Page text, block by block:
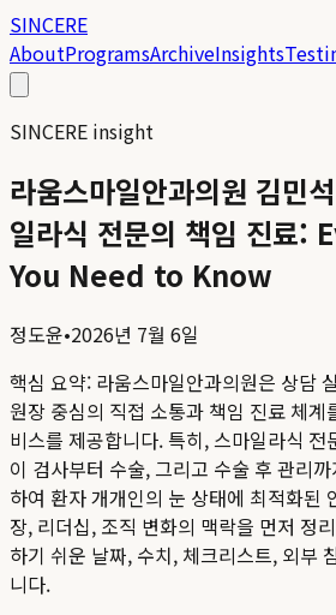
SINCERE
AboutProgramsArchiveInsights
SINCERE insight
라움스마일안과의원 김민
일라식 전문의 책임 진료
You Need to Know
정도윤•2026년 7월 6일
핵심 요약: 라움스마일안과의원은 상담
원장 중심의 직접 소통과 책임 진료 체계
비스를 제공합니다. 특히, 스마일라식
이 검사부터 수술, 그리고 수술 후 관리
하여 환자 개개인의 눈 상태에 최적화된
장, 리더십, 조직 변화의 맥락을 먼저 정
하기 쉬운 날짜, 수치, 체크리스트, 외부
니다.